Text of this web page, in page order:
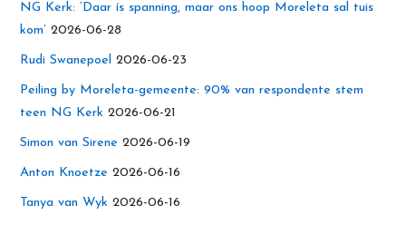
NG Kerk: ‘Daar ís spanning, maar ons hoop Moreleta sal tuis
kom’ 2026-06-28
Rudi Swanepoel 2026-06-23
Peiling by Moreleta-gemeente: 90% van respondente stem
teen NG Kerk 2026-06-21
Simon van Sirene 2026-06-19
Anton Knoetze 2026-06-16
Tanya van Wyk 2026-06-16